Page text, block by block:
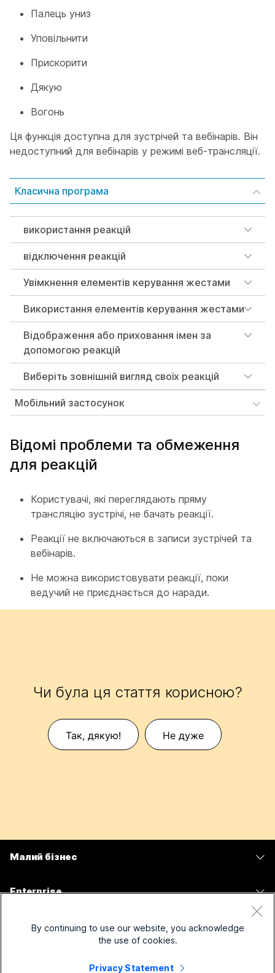
Палець униз
Уповільнити
Прискорити
Дякую
Вогонь
Ця функція доступна для зустрічей та вебінарів. Він
недоступний для вебінарів у режимі веб-трансляції.
Класична програма
використання реакцій
відключення реакцій
Увімкнення елементів керування жестами
Використання елементів керування жестами
Відображення або приховання імен за
допомогою реакцій
Виберіть зовнішній вигляд своїх реакцій
Мобільний застосунок
Відомі проблеми та обмеження
для реакцій
Користувачі, які переглядають пряму
трансляцію зустрічі, не бачать реакції.
Реакції не включаються в записи зустрічей та
вебінарів.
Не можна використовувати реакції, поки
ведучий не приєднається до наради.
Чи була ця стаття корисною?
Так, дякую! Не дуже
Малий бізнес
Наради
Enterprise
Calling
Наради
Пристрої
By continuing to use our website, you acknowledge
the use of cookies.
Privacy Statement